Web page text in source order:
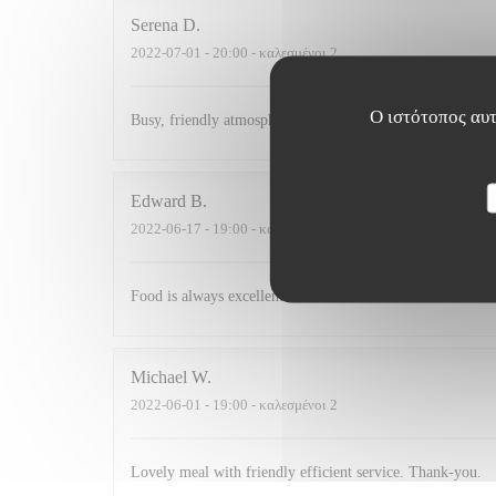
Ο ιστότοπος
Serena D
2022-07-01 - 20:00 - καλεσμένοι 2
Busy, friendly atmosphere with amazing food
Edward B
2022-06-17 - 19:00 - καλεσμένοι 3
Food is always excellent and the small and intimate
Michael W
2022-06-01 - 19:00 - καλεσμένοι 2
Lovely meal with friendly efficient service. Thank-you.